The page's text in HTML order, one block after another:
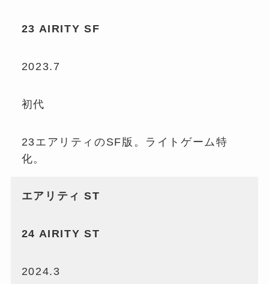
23 AIRITY SF
2023.7
初代
23エアリティのSF版。ライトゲーム特
化。
エアリティ ST
24 AIRITY ST
2024.3